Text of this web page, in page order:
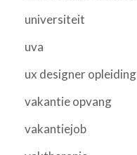
universiteit
uva
ux designer opleiding
vakantie opvang
vakantiejob